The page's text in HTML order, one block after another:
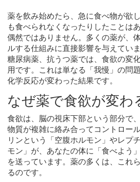
薬を飲み始めたら、急に食べ物が欲
も食べられなくなったりしたことは
偶然ではありません。多くの薬が、
ルする仕組みに直接影響を与えてい
糖尿病薬、抗うつ薬では、食欲の変
用です。これは単なる「我慢」の問
化学反応が変わった結果です。
なぜ薬で食欲が変わ
食欲は、脳の視床下部という部分で
物質が複雑に絡み合ってコントロー
リンという「空腹ホルモン」やレプ
モン」が、あなたの体に「食べよう
を送っています。薬の多くは、これ
るのです。